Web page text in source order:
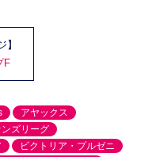
】
F
アヤックス
ズリーグ
ビクトリア・プルゼニ